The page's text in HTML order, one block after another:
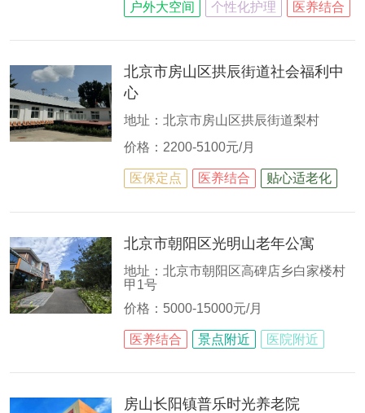
户外大空间 个性化护理 医养结合
北京市房山区拱辰街道社会福利中
心
地址：北京市房山区拱辰街道梨村
价格：2200-5100元/月
医保定点 医养结合 贴心适老化
北京市朝阳区光明山老年公寓
地址：北京市朝阳区高碑店乡白家楼村
甲1号
价格：5000-15000元/月
医养结合 景点附近 医院附近
房山长阳镇普乐时光养老院